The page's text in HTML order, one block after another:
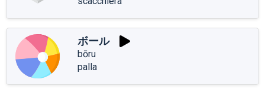
ボール
bōru
palla